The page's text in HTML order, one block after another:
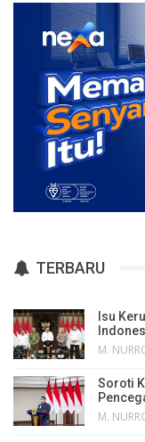
TERBARU
Isu
M.
Soroti
M.